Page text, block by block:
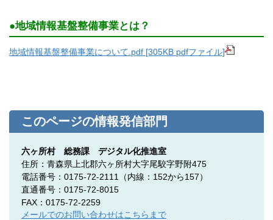
●地域情報基盤整備事業とは？
地域情報基盤整備事業について.pdf [305KB pdfファイル]
このページの情報発信部門
六ヶ所村 総務課 デジタル化推進室
住所：青森県上北郡六ヶ所村大字尾駮字野附475
電話番号：0175-72-2111（内線：152から157）
直通番号：0175-72-8015
FAX：0175-72-2259
メールでのお問い合わせはこちらまで